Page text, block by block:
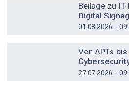
Beilage zu
Digital
01.08.2026 -
Von APTs
27.07.2026 -